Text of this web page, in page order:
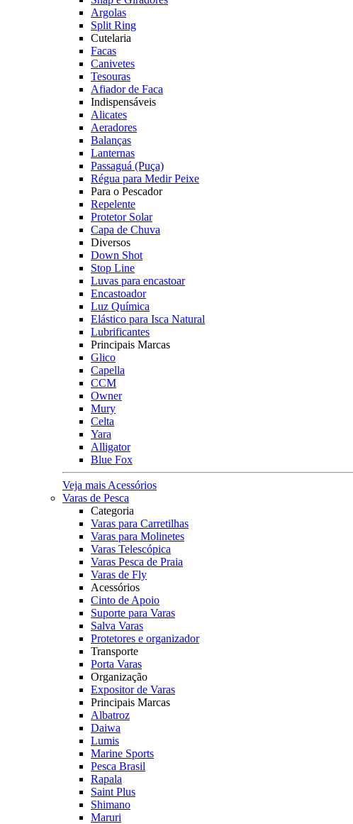
Argolas
Split Ring
Cutelaria
Facas
Canivetes
Tesouras
Afiador de Faca
Indispensáveis
Alicates
Aeradores
Balanças
Lanternas
Passaguá (Puça)
Régua para Medir Peixe
Para o Pescador
Repelente
Protetor Solar
Capa de Chuva
Diversos
Down Shot
Stop Line
Luvas para encastoar
Encastoador
Luz Química
Elástico para Isca Natural
Lubrificantes
Principais Marcas
Glico
Capella
CCM
Owner
Mury
Celta
Yara
Alligator
Blue Fox
Veja mais Acessórios
Varas de Pesca
Categoria
Varas para Carretilhas
Varas para Molinetes
Varas Telescópica
Varas Pesca de Praia
Varas de Fly
Acessórios
Cinto de Apoio
Suporte para Varas
Salva Varas
Protetores e organizador
Transporte
Porta Varas
Organização
Expositor de Varas
Principais Marcas
Albatroz
Daiwa
Lumis
Marine Sports
Pesca Brasil
Rapala
Saint Plus
Shimano
Maruri